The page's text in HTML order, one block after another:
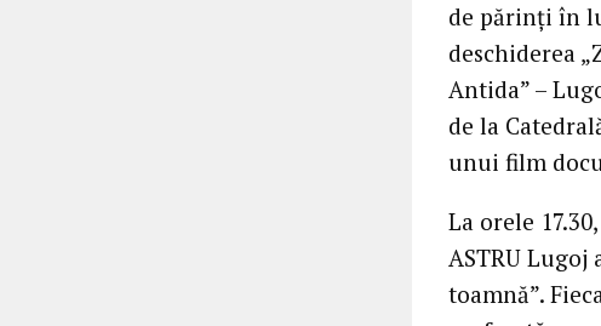
de părinţi în
deschiderea
Antida” –
de la
unui film
La orele
ASTRU Lugoj
toamnă”.